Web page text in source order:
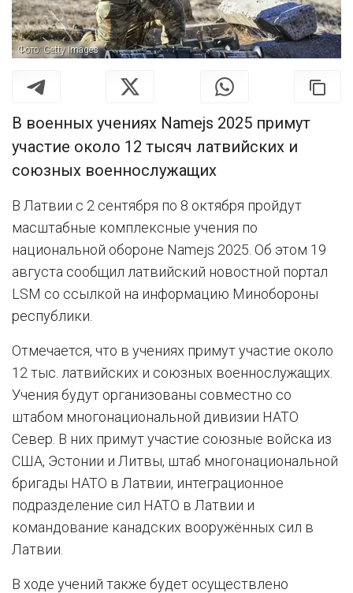
Фото: Getty Images
В военных учениях Namejs 2025 примут
участие около 12 тысяч латвийских и
союзных военнослужащих
В Латвии с 2 сентября по 8 октября пройдут
масштабные комплексные учения по
национальной обороне Namejs 2025. Об этом 19
августа сообщил латвийский новостной портал
LSM со ссылкой на информацию Минобороны
республики.
Отмечается, что в учениях примут участие около
12 тыс. латвийских и союзных военнослужащих.
Учения будут организованы совместно со
штабом многонациональной дивизии НАТО
Север. В них примут участие союзные войска из
США, Эстонии и Литвы, штаб многонациональной
бригады НАТО в Латвии, интеграционное
подразделение сил НАТО в Латвии и
командование канадских вооружённых сил в
Латвии.
В ходе учений также будет осуществлено